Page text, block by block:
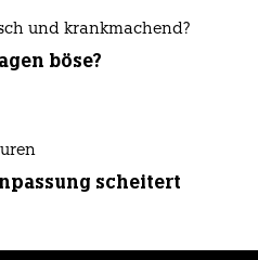
und krankmachend?
böse?
scheitert